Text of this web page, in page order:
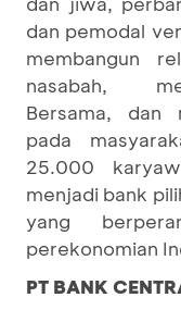
dan pemodal
membangun
nasabah,
Bersama, dan
pada
25.000
menjadi bank
yang
perekonomian
PT BANK